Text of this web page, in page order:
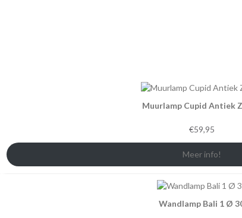
Muurlamp Cupid Antiek
€59,95
Meer info!
Wandlamp Bali 1 Ø